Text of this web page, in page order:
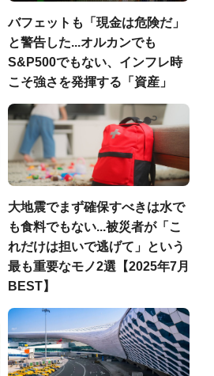
バフェットも「現金は危険だ」
と警告した...オルカンでも
S&P500でもない、インフレ時
こそ強さを発揮する「資産」
大地震でまず確保すべきは水で
も食料でもない...被災者が「こ
れだけは担いで逃げて」という
最も重要なモノ2選【2025年7月
BEST】